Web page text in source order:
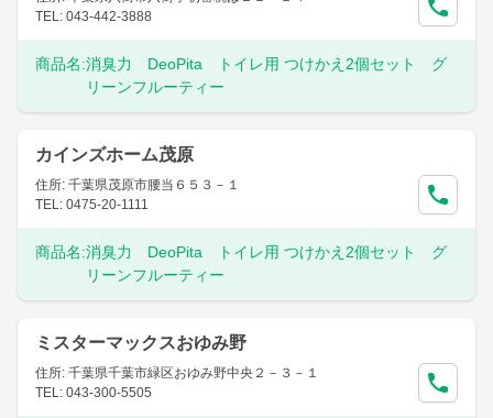
TEL: 043-442-3888
商品名:消臭力 DeoPita トイレ用 つけかえ2個セット グ
リーンフルーティー
カインズホーム茂原
住所: 千葉県茂原市腰当６５３－１
TEL: 0475-20-1111
商品名:消臭力 DeoPita トイレ用 つけかえ2個セット グ
リーンフルーティー
ミスターマックスおゆみ野
住所: 千葉県千葉市緑区おゆみ野中央２－３－１
TEL: 043-300-5505